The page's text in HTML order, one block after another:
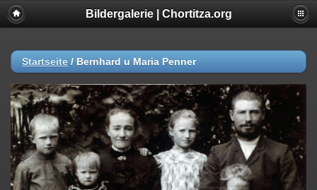
Bildergalerie | Chortitza.org
Startseite / Bernhard u Maria Penner